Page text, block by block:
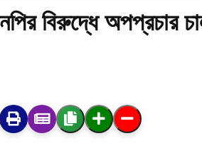
বিরুদ্ধে অপপ্রচার